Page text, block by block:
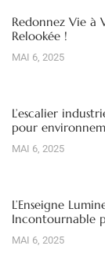
Redonnez Vie à
Relookée !
MAI 6, 2025
L’escalier
pour
MAI 6, 2025
L’Enseigne
Incontournable
MAI 6, 2025